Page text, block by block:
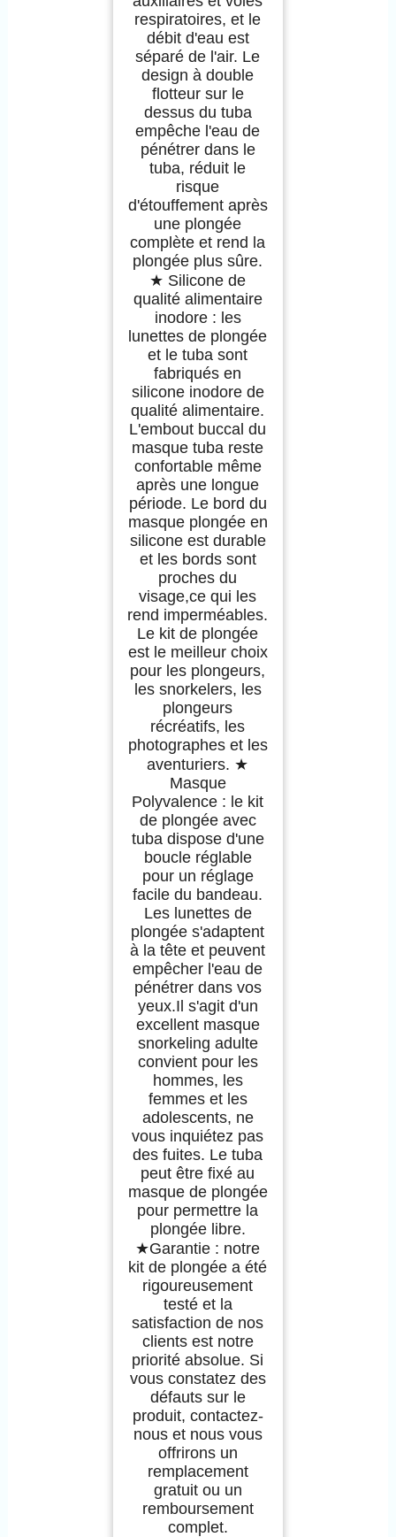
respiratoires, et le
débit d'eau est
séparé de l'air. Le
design à double
flotteur sur le
dessus du tuba
empêche l'eau de
pénétrer dans le
tuba, réduit le
risque
d'étouffement après
une plongée
complète et rend la
plongée plus sûre.
★ Silicone de
qualité alimentaire
inodore : les
lunettes de plongée
et le tuba sont
fabriqués en
silicone inodore de
qualité alimentaire.
L'embout buccal du
masque tuba reste
confortable même
après une longue
période. Le bord du
masque plongée en
silicone est durable
et les bords sont
proches du
visage,ce qui les
rend imperméables.
Le kit de plongée
est le meilleur choix
pour les plongeurs,
les snorkelers, les
plongeurs
récréatifs, les
photographes et les
aventuriers. ★
Masque
Polyvalence : le kit
de plongée avec
tuba dispose d'une
boucle réglable
pour un réglage
facile du bandeau.
Les lunettes de
plongée s'adaptent
à la tête et peuvent
empêcher l'eau de
pénétrer dans vos
yeux.Il s'agit d'un
excellent masque
snorkeling adulte
convient pour les
hommes, les
femmes et les
adolescents, ne
vous inquiétez pas
des fuites. Le tuba
peut être fixé au
masque de plongée
pour permettre la
plongée libre.
★Garantie : notre
kit de plongée a été
rigoureusement
testé et la
satisfaction de nos
clients est notre
priorité absolue. Si
vous constatez des
défauts sur le
produit, contactez-
nous et nous vous
offrirons un
remplacement
gratuit ou un
remboursement
complet.